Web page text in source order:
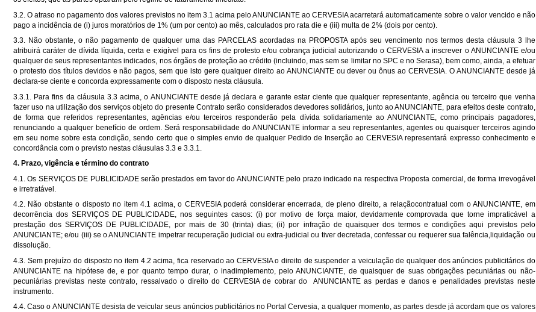
3.2. O atraso no pagamento dos valores previstos no item 3.1 acima pelo ANUNCIANTE ao CERVESIA acarretará automaticamente sobre o valor vencido e não
pago a incidência de (i) juros moratórios de 1% (um por cento) ao mês, calculados pro rata die e (iii) multa de 2% (dois por cento).
3.3. Não obstante, o não pagamento de qualquer uma das PARCELAS acordadas na PROPOSTA após seu vencimento nos termos desta cláusula 3 lhe
atribuirá caráter de dívida líquida, certa e exigível para os fins de protesto e/ou cobrança judicial autorizando o CERVESIA a inscrever o ANUNCIANTE e/ou
qualquer de seus representantes indicados, nos órgãos de proteção ao crédito (incluindo, mas sem se limitar no SPC e no Serasa), bem como, ainda, a efetuar
o protesto dos títulos devidos e não pagos, sem que isto gere qualquer direito ao ANUNCIANTE ou dever ou ônus ao CERVESIA. O ANUNCIANTE desde já
declara-se ciente e concorda expressamente com o disposto nesta cláusula.
3.3.1. Para fins da cláusula 3.3 acima, o ANUNCIANTE desde já declara e garante estar ciente que qualquer representante, agência ou terceiro que venha
fazer uso na utilização dos serviços objeto do presente Contrato serão considerados devedores solidários, junto ao ANUNCIANTE, para efeitos deste contrato,
de forma que referidos representantes, agências e/ou terceiros responderão pela dívida solidariamente ao ANUNCIANTE, como principais pagadores,
renunciando a qualquer benefício de ordem. Será responsabilidade do ANUNCIANTE informar a seu representantes, agentes ou quaisquer terceiros agindo
em seu nome sobre esta condição, sendo certo que o simples envio de qualquer Pedido de Inserção ao CERVESIA representará expresso conhecimento e
concordância com o previsto nestas cláusulas 3.3 e 3.3.1.
4. Prazo, vigência e término do contrato
4.1. Os SERVIÇOS DE PUBLICIDADE serão prestados em favor do ANUNCIANTE pelo prazo indicado na respectiva Proposta comercial, de forma irrevogável
e irretratável.
4.2. Não obstante o disposto no item 4.1 acima, o CERVESIA poderá considerar encerrada, de pleno direito, a relaçãocontratual com o ANUNCIANTE, em
decorrência dos SERVIÇOS DE PUBLICIDADE, nos seguintes casos: (i) por motivo de força maior, devidamente comprovada que torne impraticável a
prestação dos SERVIÇOS DE PUBLICIDADE, por mais de 30 (trinta) dias; (ii) por infração de quaisquer dos termos e condições aqui previstos pelo
ANUNCIANTE; e/ou (iii) se o ANUNCIANTE impetrar recuperação judicial ou extra-judicial ou tiver decretada, confessar ou requerer sua falência,liquidação ou
dissolução.
4.3. Sem prejuízo do disposto no item 4.2 acima, fica reservado ao CERVESIA o direito de suspender a veiculação de qualquer dos anúncios publicitários do
ANUNCIANTE na hipótese de, e por quanto tempo durar, o inadimplemento, pelo ANUNCIANTE, de quaisquer de suas obrigações pecuniárias ou não-
pecuniárias previstas neste contrato, ressalvado o direito do CERVESIA de cobrar do ANUNCIANTE as perdas e danos e penalidades previstas neste
instrumento.
4.4. Caso o ANUNCIANTE desista de veicular seus anúncios publicitários no Portal Cervesia, a qualquer momento, as partes desde já acordam que os valores